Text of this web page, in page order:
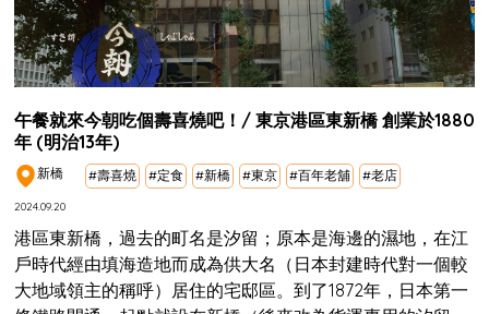
午餐就來今朝吃個壽喜燒吧！/ 東京港區東新橋 創業於1880
年 (明治13年)
新橋 #壽喜燒 #定食 #新橋 #東京 #百年老舖 #老店
2024.09.20
港區東新橋，過去的町名是汐留；原本是海邊的濕地，在江
戶時代經由填海造地而成為供大名（日本封建時代對一個較
大地域領主的稱呼）居住的宅邸區。到了1872年，日本第一